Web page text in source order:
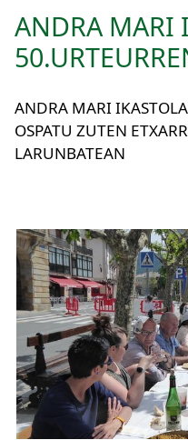
ANDRA MARI
ANDRA MARI
OSPATU ZUTEN
LARUNBATEAN